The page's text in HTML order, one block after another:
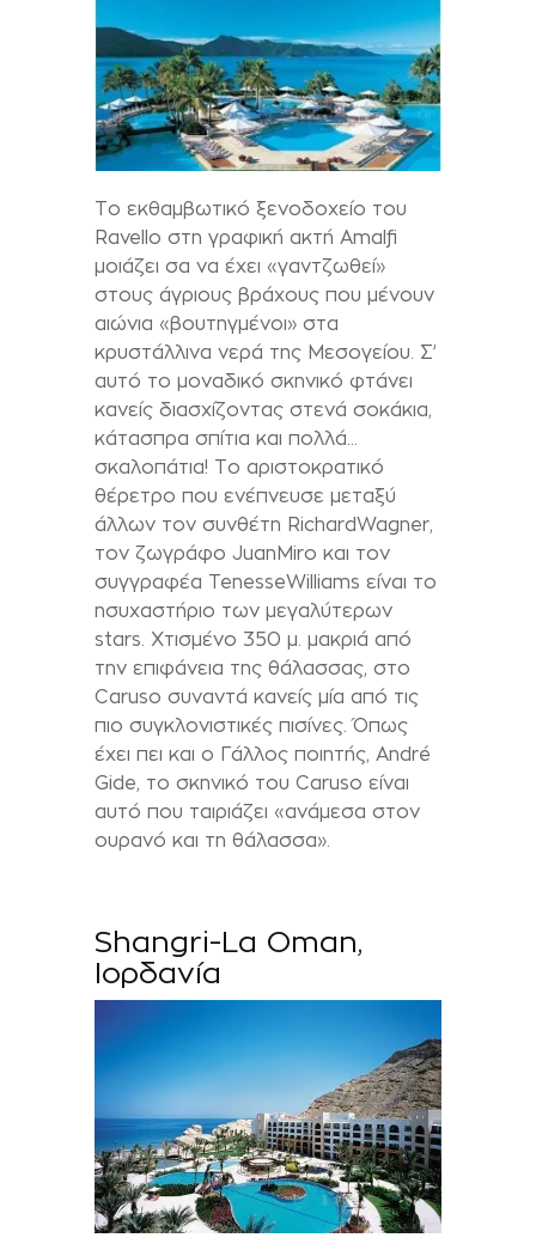
Το εκθαμβωτικό ξενοδοχείο του
Ravello στη γραφική ακτή Amalfi
μοιάζει σα να έχει «γαντζωθεί»
στους άγριους βράχους που μένουν
αιώνια «βουτηγμένοι» στα
κρυστάλλινα νερά της Μεσογείου. Σ’
αυτό το μοναδικό σκηνικό φτάνει
κανείς διασχίζοντας στενά σοκάκια,
κάτασπρα σπίτια και πολλά…
σκαλοπάτια! Το αριστοκρατικό
θέρετρο που ενέπνευσε μεταξύ
άλλων τον συνθέτη RichardWagner,
τον ζωγράφο JuanMiro και τον
συγγραφέα TenesseWilliams είναι το
ησυχαστήριο των μεγαλύτερων
stars . Χτισμένο 350 μ. μακριά από
την επιφάνεια της θάλασσας, στο
Caruso συναντά κανείς μία από τις
πιο συγκλονιστικές πισίνες. Όπως
έχει πει και ο Γάλλος ποιητής, André
Gide, το σκηνικό του Caruso είναι
αυτό που ταιριάζει «ανάμεσα στον
ουρανό και τη θάλασσα».
Shangri-La Oman,
Ιορδανία